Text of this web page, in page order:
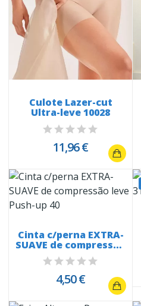
Culote Lazer-cut
Ultra-leve 10028
11,96 €
Cinta c/perna EXTRA-
SUAVE de compressão
leve...
4,50 €